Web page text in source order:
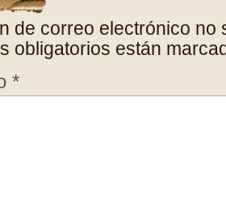
de correo electrónico no
obligatorios están
*